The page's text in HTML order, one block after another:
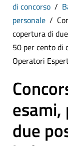
di concorso
personale
copertura di
50 per cento di
Operatori
due